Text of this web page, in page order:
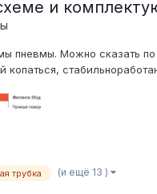
и
пневмы. Можно сказать
трубка (и ещё 13 )